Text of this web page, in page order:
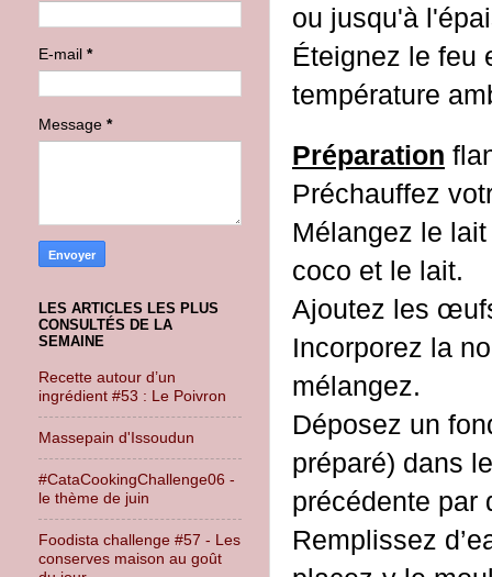
ou jusqu'à
Éteignez le feu
température
Préparation
Préchauffez
Mélangez le
coco et le lait.
Ajoutez les
Incorporez la
mélangez.
Déposez un
préparé) dans
précédente par
Remplissez
E-mail *
Message *
LES ARTICLES LES PLUS
CONSULTÉS DE LA
SEMAINE
Recette autour d’un
ingrédient #53 : Le Poivron
Massepain d'Issoudun
#CataCookingChallenge06 -
le thème de juin
Foodista challenge #57 - Les
conserves maison au goût